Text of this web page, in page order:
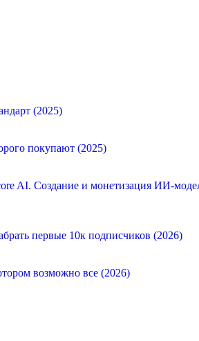
(2025)
покупают (2025)
AI. Создание и монетизация ИИ-
первые 10к подписчиков (2026)
возможно все (2026)